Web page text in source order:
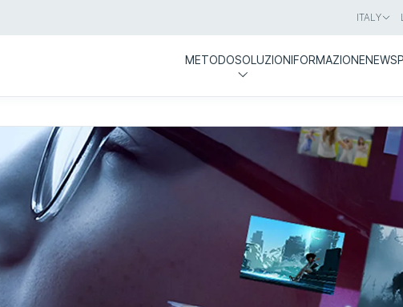
ITALY
METODOSOLUZIONIFORMAZIONENEWS